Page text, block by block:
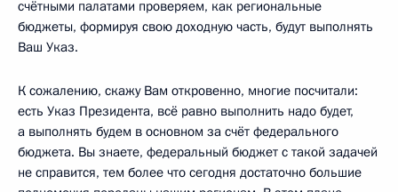
счётными палатами проверяем, как региональные
бюджеты, формируя свою доходную часть, будут выполнять
Ваш Указ.
К сожалению, скажу Вам откровенно, многие посчитали:
есть Указ Президента, всё равно выполнить надо будет,
а выполнять будем в основном за счёт федерального
бюджета. Вы знаете, федеральный бюджет с такой задачей
не справится, тем более что сегодня достаточно большие